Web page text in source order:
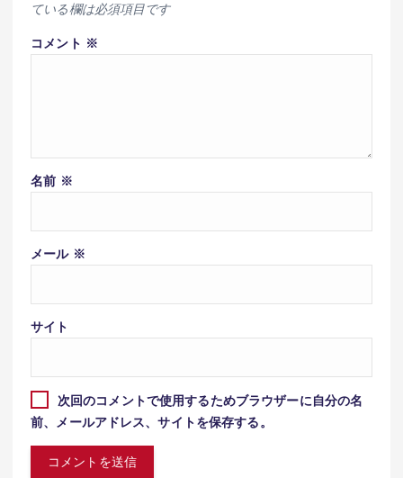
ている欄は必須項目です
コメント ※
名前 ※
メール ※
サイト
次回のコメントで使用するためブラウザーに自分の名
前、メールアドレス、サイトを保存する。